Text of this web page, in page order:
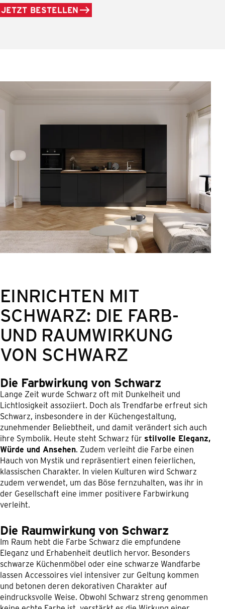
JETZT BESTELLEN
EINRICHTEN MIT
SCHWARZ: DIE FARB-
UND RAUMWIRKUNG
VON SCHWARZ
Die Farbwirkung von Schwarz
Lange Zeit wurde Schwarz oft mit Dunkelheit und
Lichtlosigkeit assoziiert. Doch als Trendfarbe erfreut sich
Schwarz, insbesondere in der Küchengestaltung,
zunehmender Beliebtheit, und damit verändert sich auch
ihre Symbolik. Heute steht Schwarz für stilvolle Eleganz,
Würde und Ansehen. Zudem verleiht die Farbe einen
Hauch von Mystik und repräsentiert einen feierlichen,
klassischen Charakter. In vielen Kulturen wird Schwarz
zudem verwendet, um das Böse fernzuhalten, was ihr in
der Gesellschaft eine immer positivere Farbwirkung
verleiht.
Die Raumwirkung von Schwarz
Im Raum hebt die Farbe Schwarz die empfundene
Eleganz und Erhabenheit deutlich hervor. Besonders
schwarze Küchenmöbel oder eine schwarze Wandfarbe
lassen Accessoires viel intensiver zur Geltung kommen
und betonen deren dekorativen Charakter auf
eindrucksvolle Weise. Obwohl Schwarz streng genommen